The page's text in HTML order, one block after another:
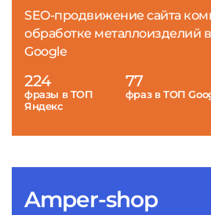
Amper-shop
SEO-продвижение сайта
обработке металлоизделий
Google
224
фразы в ТОП
Яндекс
77
фраз в ТОП